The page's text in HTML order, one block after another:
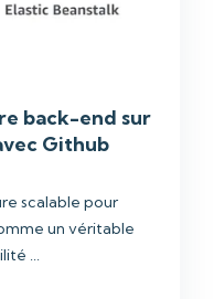
back-end sur
Github
scalable pour
un véritable
...